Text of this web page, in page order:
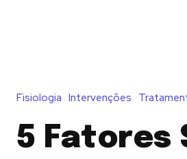
Fisiologia Intervenções
5 Fatores